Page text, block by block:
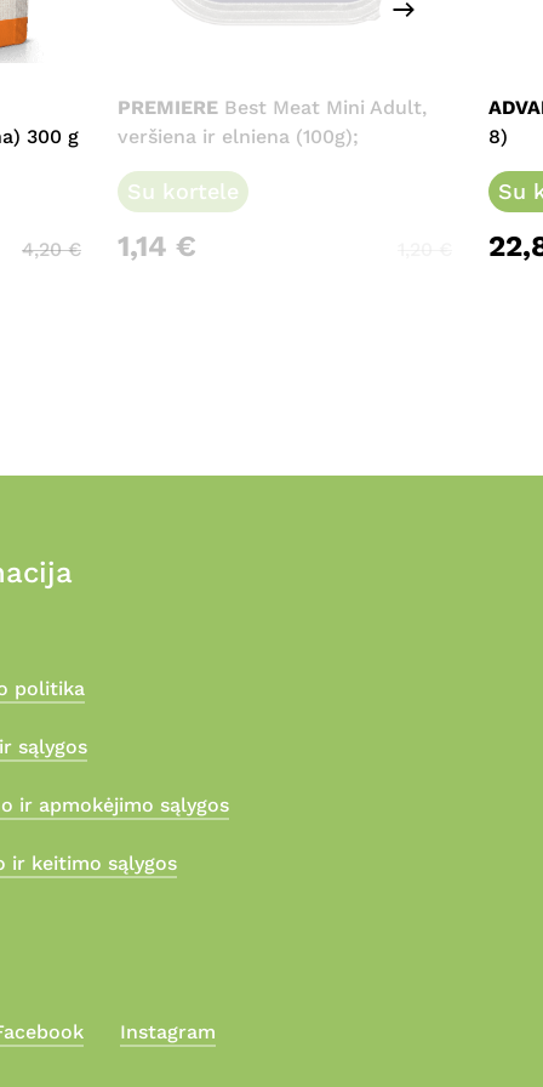
300 g
4,20€
PREMIERE Best Meat Mini Adult,
veršiena ir elniena (100g);
Su kortele
1,14 €
8)
Su
politika
sąlygos
ir apmokėjimo sąlygos
ir keitimo sąlygos
Instagram